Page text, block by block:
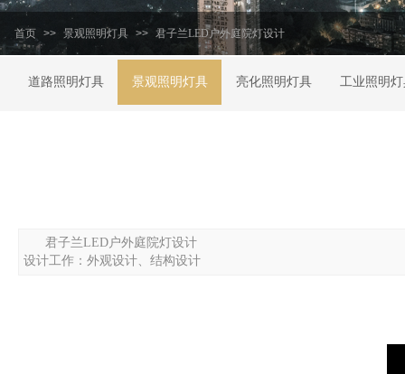
首页 >> 景观照明灯具 >> 君子兰LED户外庭院灯设计
道路照明灯具 景观照明灯具 亮化照明灯具 工业照明灯
君子兰LED户外庭院灯设计
设计工作：外观设计、结构设计